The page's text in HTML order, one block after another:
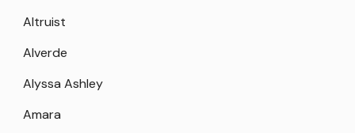
Altruist
Alverde
Alyssa Ashley
Amara